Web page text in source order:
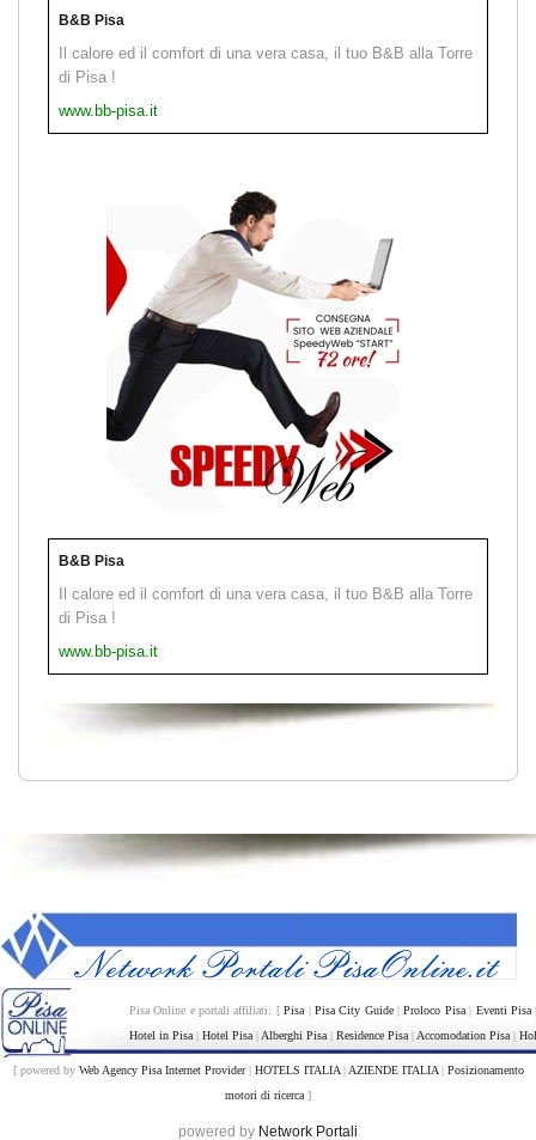
B&B Pisa
Il calore ed il comfort di una vera casa, il tuo B&B alla Torre
di Pisa !
www.bb-pisa.it
B&B Pisa
Il calore ed il comfort di una vera casa, il tuo B&B alla Torre
di Pisa !
www.bb-pisa.it
Pisa Online e portali affiliati: [Pisa | Pisa City Guide|Proloco Pisa| Eventi Pisa
Hotel in Pisa | Hotel Pisa | Alberghi Pisa | Residence Pisa | Accomodation Pisa |
[ powered by Web Agency Pisa Internet Provider| HOTELS ITALIA| AZIENDE ITALIA| Posizionamento
motori di ricerca ]
powered by Network Portali